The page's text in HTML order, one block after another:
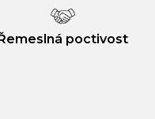
poctivost